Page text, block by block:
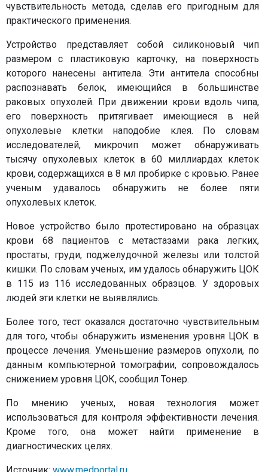
чувствительность метода, сделав его пригодным для
практического применения.
Устройство представляет собой силиконовый чип
размером с пластиковую карточку, на поверхность
которого нанесены антитела. Эти антитела способны
распознавать белок, имеющийся в большинстве
раковых опухолей. При движении крови вдоль чипа,
его поверхность притягивает имеющиеся в ней
опухолевые клетки наподобие клея. По словам
исследователей, микрочип может обнаруживать
тысячу опухолевых клеток в 60 миллиардах клеток
крови, содержащихся в 8 мл пробирке с кровью. Ранее
ученым удавалось обнаружить не более пяти
опухолевых клеток.
Новое устройство было протестировано на образцах
крови 68 пациентов с метастазами рака легких,
простаты, груди, поджелудочной железы или толстой
кишки. По словам ученых, им удалось обнаружить ЦОК
в 115 из 116 исследованных образцов. У здоровых
людей эти клетки не выявлялись.
Более того, тест оказался достаточно чувствительным
для того, чтобы обнаружить изменения уровня ЦОК в
процессе лечения. Уменьшение размеров опухоли, по
данным компьютерной томографии, сопровождалось
снижением уровня ЦОК, сообщил Тонер.
По мнению ученых, новая технология может
использоваться для контроля эффективности лечения.
Кроме того, она может найти применение в
диагностических целях.